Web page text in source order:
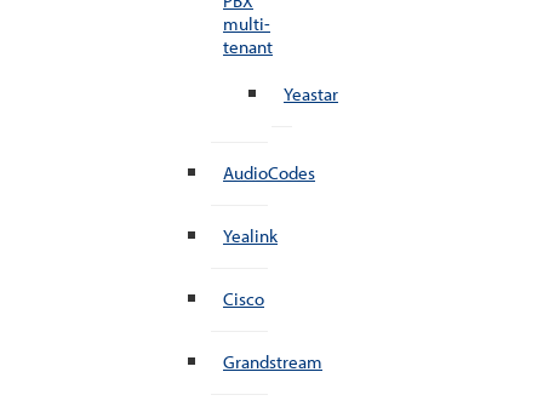
multi-
tenant
Yeastar
AudioCodes
Yealink
Cisco
Grandstream